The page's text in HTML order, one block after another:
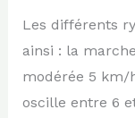
Les différents
ainsi : la
modérée 5 km/
oscille entre 6